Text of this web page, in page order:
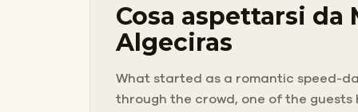
Cosa aspettarsi
Algeciras
What started as a romantic speed-
through the crowd, one of the